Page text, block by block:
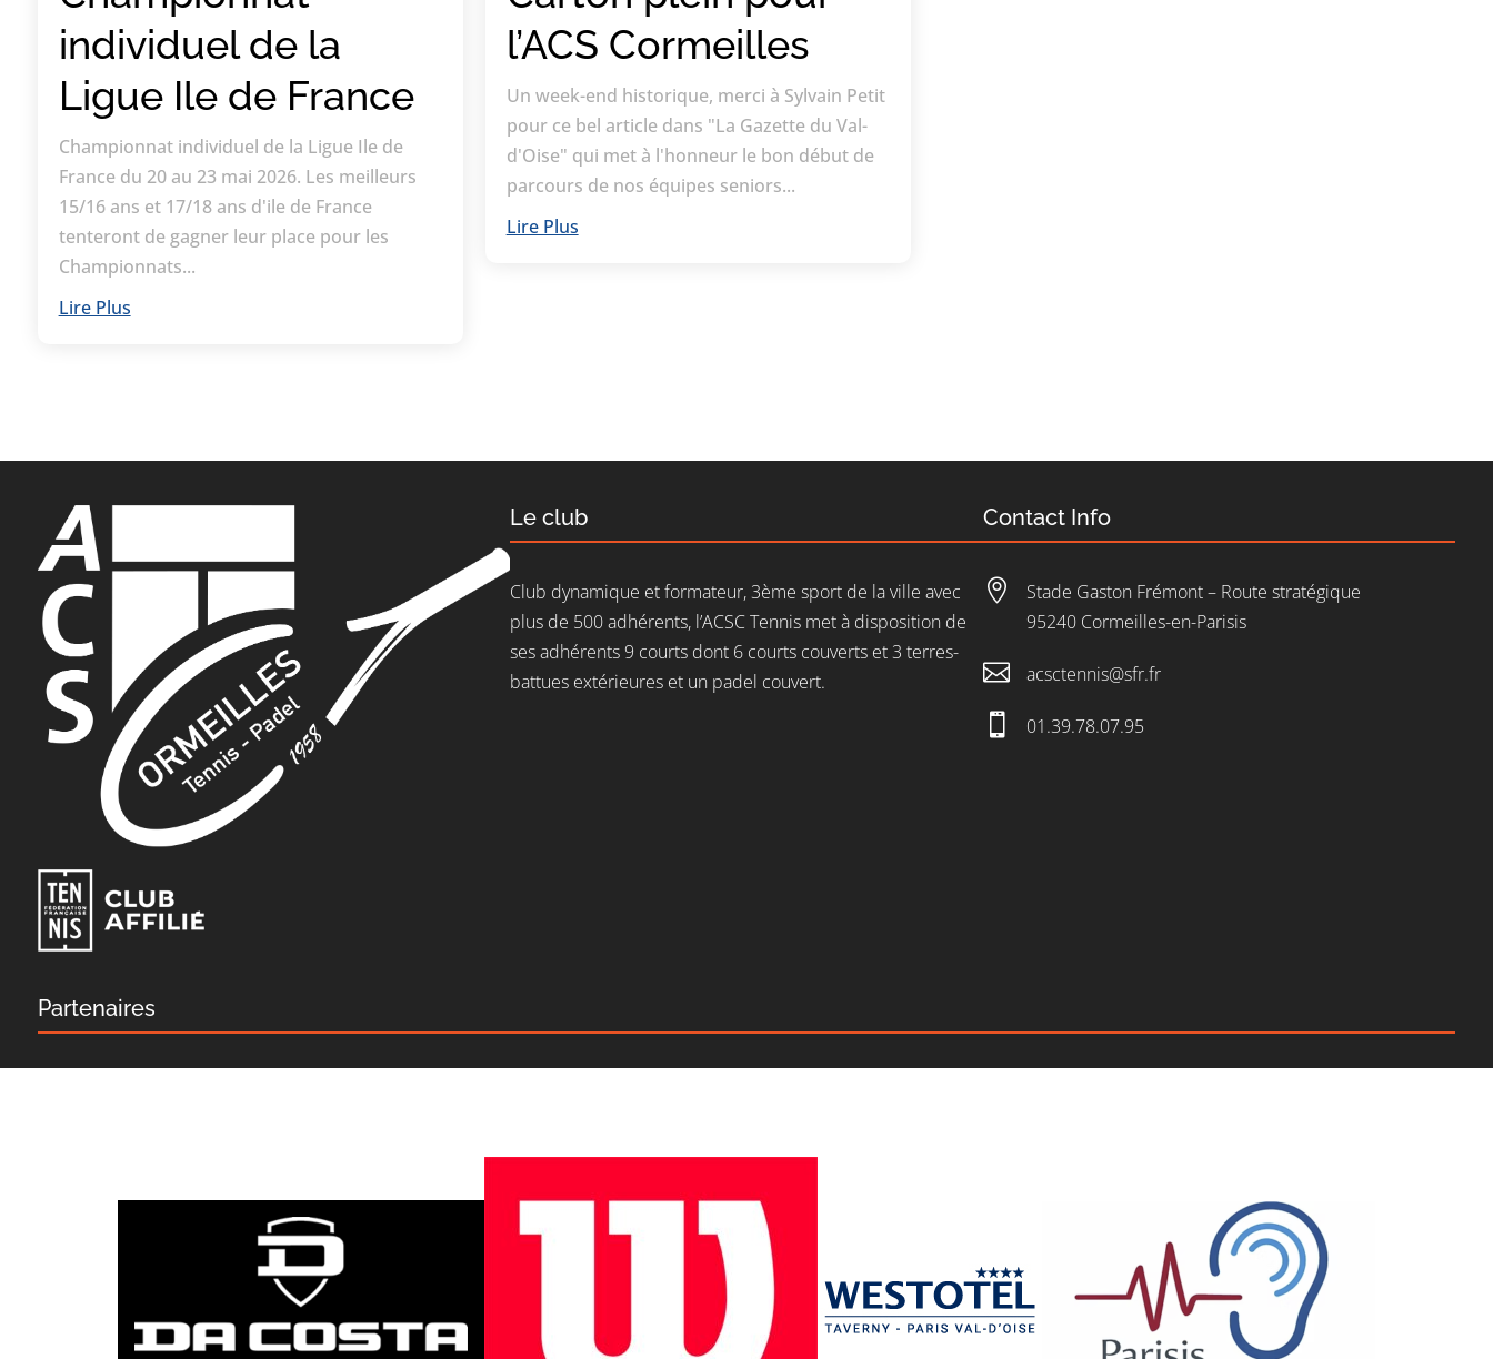
individuel de la
Ligue Ile de France
Championnat individuel de la Ligue Ile de
France du 20 au 23 mai 2026. Les meilleurs
15/16 ans et 17/18 ans d'ile de France
tenteront de gagner leur place pour les
Championnats...
Lire Plus
l’ACS Cormeilles
Un week-end historique, merci à Sylvain Petit
pour ce bel article dans "La Gazette du Val-
d'Oise" qui met à l'honneur le bon début de
parcours de nos équipes seniors...
Lire Plus
Le club
Club dynamique et formateur, 3ème sport de la ville avec
plus de 500 adhérents, l’ACSC Tennis met à disposition de
ses adhérents 9 courts dont 6 courts couverts et 3 terres-
battues extérieures et un padel couvert.
Contact Info

Stade Gaston Frémont – Route stratégique
95240 Cormeilles-en-Parisis
 acsctennis@sfr.fr
 01.39.78.07.95
Partenaires